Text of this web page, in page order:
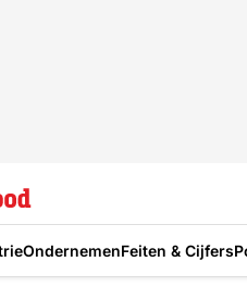
OndernemenFeiten & Cijfers